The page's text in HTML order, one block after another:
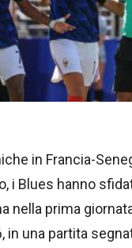
in Francia-
i Blues hanno
nella prima
in una partita